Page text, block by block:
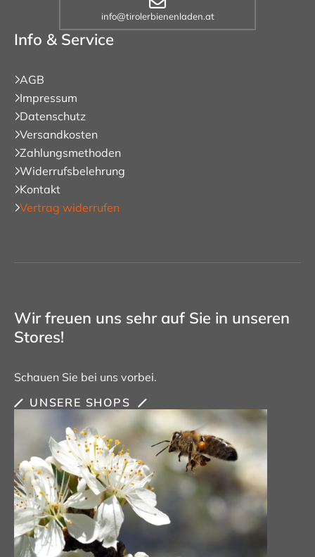
info@tirolerbienenladen.at
Info & Service
AGB
Impressum
Datenschutz
Versandkosten
Zahlungsmethoden
Widerrufsbelehrung
Kontakt
Vertrag widerrufen
Wir freuen uns sehr auf Sie in unseren
Stores!
Schauen Sie bei uns vorbei.
UNSERE SHOPS